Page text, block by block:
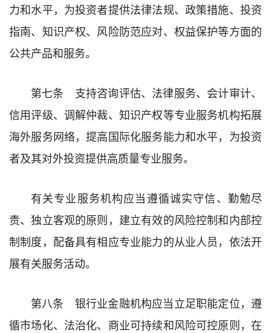
力和水平，为投资者提供法律法规、政策措施、投资
指南、知识产权、风险防范应对、权益保护等方面的
公共产品和服务。
第七条 支持咨询评估、法律服务、会计审计、
信用评级、调解仲裁、知识产权等专业服务机构拓展
海外服务网络，提高国际化服务能力和水平，为投资
者及其对外投资提供高质量专业服务。
有关专业服务机构应当遵循诚实守信、勤勉尽
责、独立客观的原则，建立有效的风险控制和内部控
制制度，配备具有相应专业能力的从业人员，依法开
展有关服务活动。
第八条 银行业金融机构应当立足职能定位，遵
循市场化、法治化、商业可持续和风险可控原则，在